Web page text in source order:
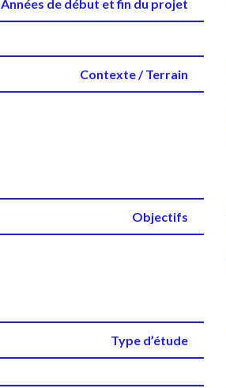
Années de début et fin du projet
Contexte / Terrain
Objectifs
Type d’étude